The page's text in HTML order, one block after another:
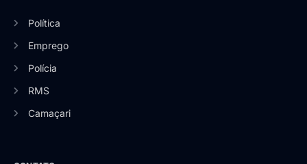
Política
Emprego
Polícia
RMS
Camaçari